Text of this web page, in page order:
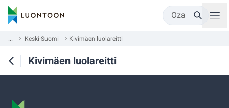
Oza
... Keski-Suomi Kivimäen luolareitti
Kivimäen luolareitti